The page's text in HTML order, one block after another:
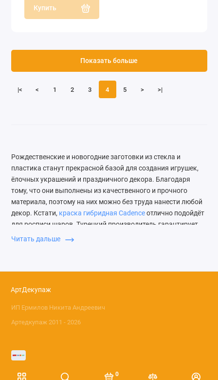
0
Купить
|< < 1 2 3 4 5 > >|
Показать больше
Рождественские и новогодние заготовки из стекла и
пластика станут прекрасной базой для создания игрушек,
ёлочных украшений и праздничного декора. Благодаря
тому, что они выполнены из качественного и прочного
материала, поэтому на них можно без труда нанести любой
декор. Кстати, краска гибридная Cadenceотлично подойдёт
для росписи шаров. Турецкий производитель гарантирует
высокое качество своей продукции, а положительные
Какие бывают заготовки
новогодних игрушек из
пластика
С каждым годом ассортимент рождественских атрибутов
самостоятельно. И теперь каждая рукодельница сможет
декор, используя удобные заготовки новогодние
Читать дальше
АртДекупаж
ИП Ермилов Никита Андреевич
Артедкупаж 2011 - 2026